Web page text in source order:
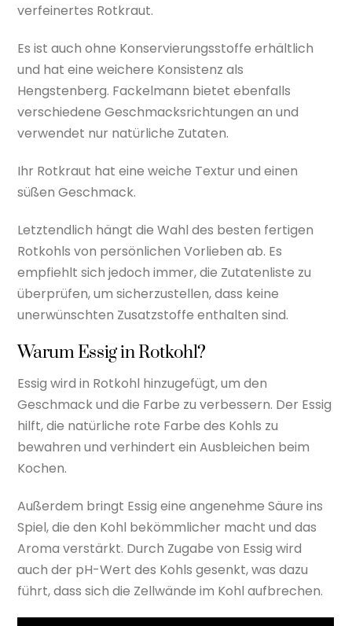
verfeinertes Rotkraut.
Es ist auch ohne Konservierungsstoffe erhältlich
und hat eine weichere Konsistenz als
Hengstenberg. Fackelmann bietet ebenfalls
verschiedene Geschmacksrichtungen an und
verwendet nur natürliche Zutaten.
Ihr Rotkraut hat eine weiche Textur und einen
süßen Geschmack.
Letztendlich hängt die Wahl des besten fertigen
Rotkohls von persönlichen Vorlieben ab. Es
empfiehlt sich jedoch immer, die Zutatenliste zu
überprüfen, um sicherzustellen, dass keine
unerwünschten Zusatzstoffe enthalten sind.
Warum Essig in Rotkohl?
Essig wird in Rotkohl hinzugefügt, um den
Geschmack und die Farbe zu verbessern. Der Essig
hilft, die natürliche rote Farbe des Kohls zu
bewahren und verhindert ein Ausbleichen beim
Kochen.
Außerdem bringt Essig eine angenehme Säure ins
Spiel, die den Kohl bekömmlicher macht und das
Aroma verstärkt. Durch Zugabe von Essig wird
auch der pH-Wert des Kohls gesenkt, was dazu
führt, dass sich die Zellwände im Kohl aufbrechen.